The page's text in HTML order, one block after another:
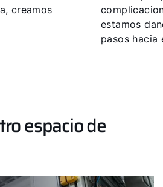
creamos
estamos
pasos hacia
espacio de